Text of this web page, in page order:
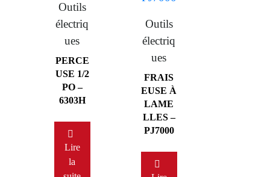
Outils
électriq
ues
PERCE
USE 1/2
PO –
6303H
Lire
la
Outils
électriq
ues
FRAIS
EUSE À
LAME
LLES –
PJ7000